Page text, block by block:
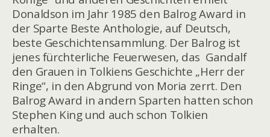
Donaldson im Jahr 1985 den Balrog Award in
der Sparte Beste Anthologie, auf Deutsch,
beste Geschichtensammlung. Der Balrog ist
jenes fürchterliche Feuerwesen, das Gandalf
den Grauen in Tolkiens Geschichte „Herr der
Ringe“, in den Abgrund von Moria zerrt. Den
Balrog Award in andern Sparten hatten schon
Stephen King und auch schon Tolkien
erhalten.